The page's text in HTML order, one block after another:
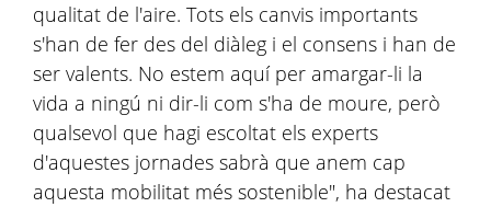
qualitat de l'aire. Tots els canvis importants
s'han de fer des del diàleg i el consens i han de
ser valents. No estem aquí per amargar-li la
vida a ningú ni dir-li com s'ha de moure, però
qualsevol que hagi escoltat els experts
d'aquestes jornades sabrà que anem cap
aquesta mobilitat més sostenible", ha destacat